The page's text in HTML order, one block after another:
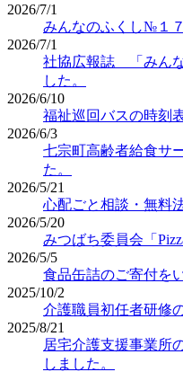
2026/7/1
みんなのふくし№１
2026/7/1
社協広報誌 「みん
した。
2026/6/10
福祉巡回バスの時刻
2026/6/3
七宗町高齢者給食サ
た。
2026/5/21
心配ごと相談・無料
2026/5/20
みつばち委員会「
2026/5/5
食品缶詰のご寄付を
2025/10/2
介護職員初任者研修
2025/8/21
居宅介護支援事業所
しました。